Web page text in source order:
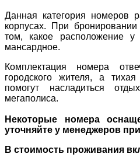
Данная категория номеров
корпусах. При
том, какое расположение
мансардное.
Комплектация номера
городского жителя, а
помогут насладиться
мегаполиса.
Некоторые номера
уточняйте у менеджеров
В стоимость проживания